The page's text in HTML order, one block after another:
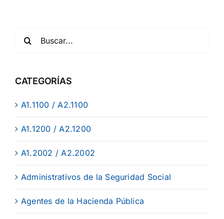
CATEGORÍAS
A1.1100 / A2.1100
A1.1200 / A2.1200
A1.2002 / A2.2002
Administrativos de la Seguridad Social
Agentes de la Hacienda Pública